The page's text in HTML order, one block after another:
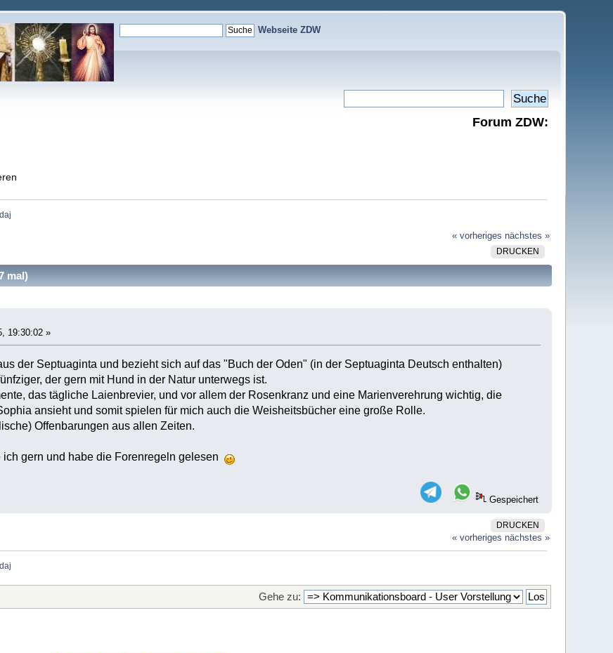
Webseite ZDW
Forum ZDW:
« vorheriges nächstes »
DRUCKEN
mal)
19:30:02 »
der Septuaginta und bezieht sich auf das "Buch der Oden" (in der Septuaginta Deutsch enthalten)
der gern mit Hund in der Natur unterwegs ist.
das tägliche Laienbrevier, und vor allem der Rosenkranz und eine Marienverehrung wichtig, die
ansieht und somit spielen für mich auch die Weisheitsbücher eine große Rolle.
Offenbarungen aus allen Zeiten.
gern und habe die Forenregeln gelesen
Gespeichert
DRUCKEN
« vorheriges nächstes »
Gehe zu: